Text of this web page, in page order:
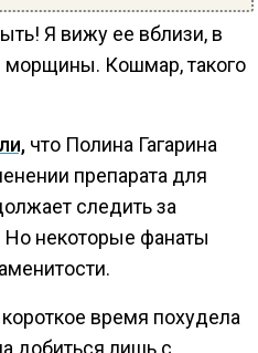
Я вижу ее вблизи, в
морщины. Кошмар, такого
что Полина Гагарина
препарата для
следить за
Но некоторые фанаты
время похудела
добиться лишь с